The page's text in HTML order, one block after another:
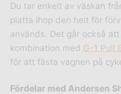
Du tar enkelt av väskan
platta ihop den helt för
används. Det går också
kombination med G-1 Pull
för att fästa vagnen på
Fördelar med Andersen